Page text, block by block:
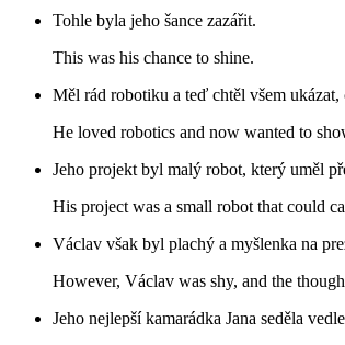
Tohle byla jeho šance zazářit.
This was his chance to shine.
Měl rád robotiku a teď chtěl všem ukázat,
He loved robotics and now wanted to
Jeho projekt byl malý robot, který uměl
His project was a small robot that could
Václav však byl plachý a myšlenka na
However, Václav was shy, and the
Jeho nejlepší kamarádka Jana seděla